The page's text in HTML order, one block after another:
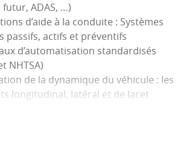
ADAS, …)
d’aide à la conduite : Systèmes
passifs, actifs et préventifs
d’automatisation standardisés
NHTSA)
de la dynamique du véhicule : les
longitudinal, latéral et de lacet
(TLC, TIV,…) et leurs